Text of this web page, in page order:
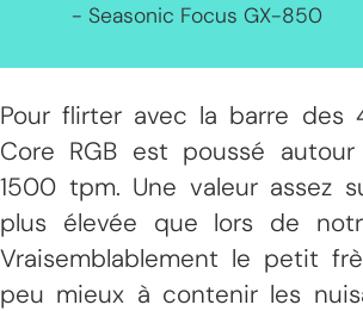
- Seasonic Focus GX-850
Pour flirter avec la barre des
Core RGB est poussé
1500 tpm. Une valeur assez
plus élevée que lors de
Vraisemblablement le petit
peu mieux à contenir les